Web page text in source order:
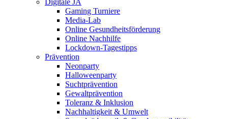
Digitale JA
Gaming Turniere
Media-Lab
Online Gesundheitsförderung
Online Nachhilfe
Lockdown-Tagestipps
Prävention
Neonparty
Halloweenparty
Suchtprävention
Gewaltprävention
Toleranz & Inklusion
Nachhaltigkeit & Umwelt